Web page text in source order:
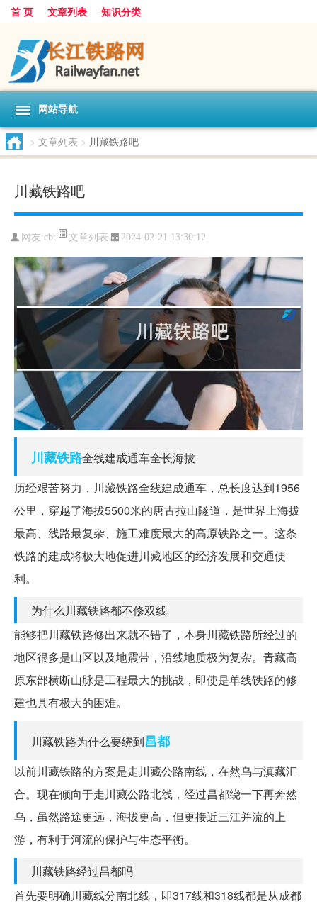
首 页 文章列表 知识分类
网站导航
> 文章列表 > 川藏铁路吧
川藏铁路吧
网友:cbt 文章列表 2024-02-21 13:30:12
川藏铁路全线建成通车全长海拔
历经艰苦努力，川藏铁路全线建成通车，总长度达到1956
公里，穿越了海拔5500米的唐古拉山隧道，是世界上海拔
最高、线路最复杂、施工难度最大的高原铁路之一。这条
铁路的建成将极大地促进川藏地区的经济发展和交通便
利。
为什么川藏铁路都不修双线
能够把川藏铁路修出来就不错了，本身川藏铁路所经过的
地区很多是山区以及地震带，沿线地质极为复杂。青藏高
原东部横断山脉是工程最大的挑战，即使是单线铁路的修
建也具有极大的困难。
川藏铁路为什么要绕到昌都
以前川藏铁路的方案是走川藏公路南线，在然乌与滇藏汇
合。现在倾向于走川藏公路北线，经过昌都绕一下再奔然
乌，虽然路途更远，海拔更高，但更接近三江并流的上
游，有利于河流的保护与生态平衡。
川藏铁路经过昌都吗
首先要明确川藏线分南北线，即317线和318线都是从成都